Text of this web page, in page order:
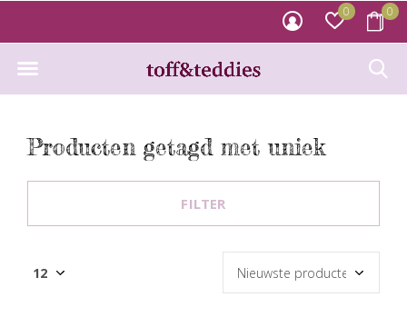
0 0
Producten getagd met uniek
FILTER